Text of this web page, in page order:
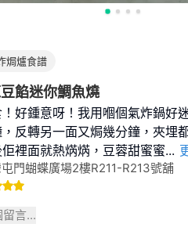
焗爐食譜
餡迷你鯛魚燒
好鍾意呀！我用嗰個氣炸鍋好
反轉另一面又焗幾分鐘，夾埋
裡面就熱焫焫，豆蓉甜蜜蜜...
門蝴蝶廣場2樓R211-R213號舖
言...